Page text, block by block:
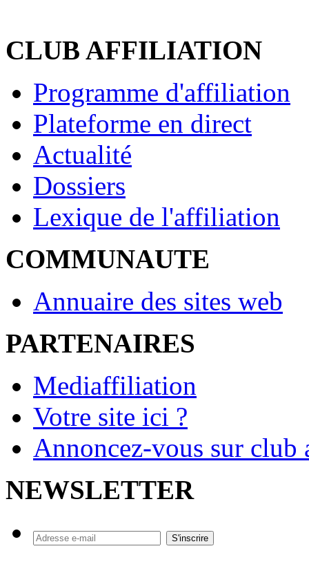
CLUB AFFILIATION
Programme d'affiliation
Plateforme en direct
Actualité
Dossiers
Lexique de l'affiliation
COMMUNAUTE
Annuaire des sites web
PARTENAIRES
Mediaffiliation
Votre site ici ?
Annoncez-vous sur
NEWSLETTER